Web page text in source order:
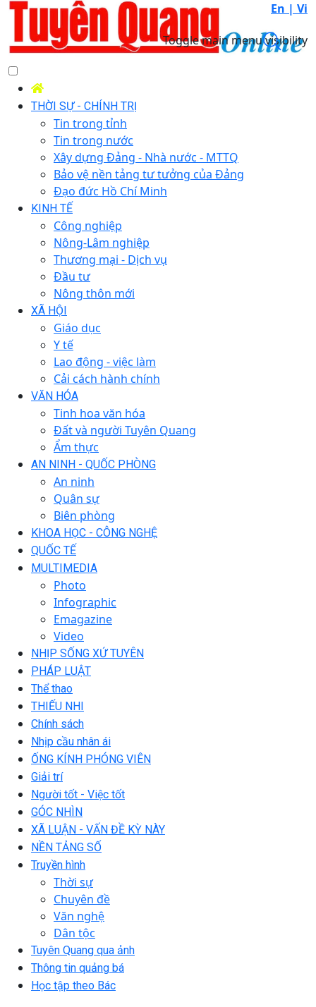
En | Vi
Toggle main menu visibility
THỜI SỰ - CHÍNH TRỊ
Tin trong tỉnh
Tin trong nước
Xây dựng Đảng - Nhà nước - MTTQ
Bảo vệ nền tảng tư tưởng của Đảng
Đạo đức Hồ Chí Minh
KINH TẾ
Công nghiệp
Nông-Lâm nghiệp
Thương mại - Dịch vụ
Đầu tư
Nông thôn mới
XÃ HỘI
Giáo dục
Y tế
Lao động - việc làm
Cải cách hành chính
VĂN HÓA
Tinh hoa văn hóa
Đất và người Tuyên Quang
Ẩm thực
AN NINH - QUỐC PHÒNG
An ninh
Quân sự
Biên phòng
KHOA HỌC - CÔNG NGHỆ
QUỐC TẾ
MULTIMEDIA
Photo
Infographic
Emagazine
Video
NHỊP SỐNG XỨ TUYÊN
PHÁP LUẬT
Thể thao
THIẾU NHI
Chính sách
Nhịp cầu nhân ái
ỐNG KÍNH PHÓNG VIÊN
Giải trí
Người tốt - Việc tốt
GÓC NHÌN
XÃ LUẬN - VẤN ĐỀ KỲ NÀY
NỀN TẢNG SỐ
Truyền hình
Thời sự
Chuyên đề
Văn nghệ
Dân tộc
Tuyên Quang qua ảnh
Thông tin quảng bá
Học tập theo Bác